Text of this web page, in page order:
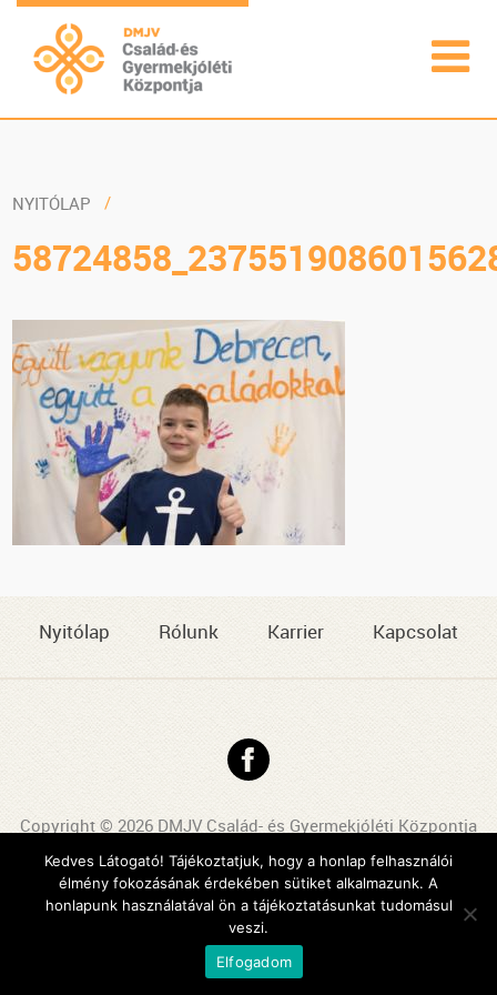
NYITÓLAP
Nyitólap Rólunk Karrier Kapcsolat
Copyright © 2026 DMJV Család- és Gyermekjóléti Központja
Arculattervezés, honlaptervezés: Kreatív Vonalak
Kedves Látogató! Tájékoztatjuk, hogy a honlap felhasználói
élmény fokozásának érdekében sütiket alkalmazunk. A
honlapunk használatával ön a tájékoztatásunkat tudomásul
veszi.
Elfogadom